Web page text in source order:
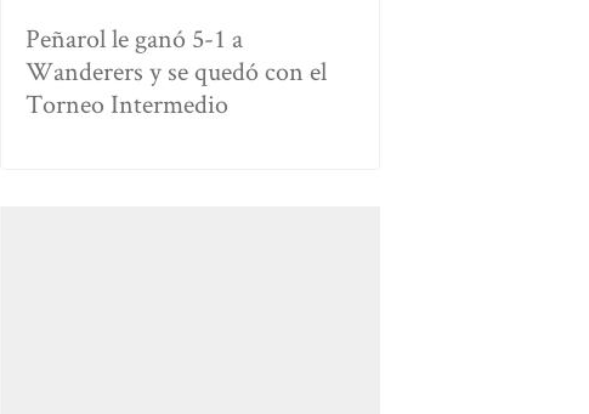
Peñarol le ganó 5-1 a
Wanderers y se quedó con el
Torneo Intermedio